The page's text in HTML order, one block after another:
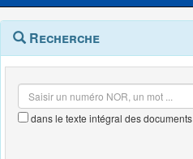
Navigation
outils
Menu
contextuel
Recherche
dans le texte intégral des documents